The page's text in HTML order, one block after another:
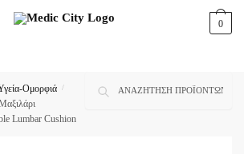
Αναζήτηση
0
Ομορφιά /
Lumbar Cushion